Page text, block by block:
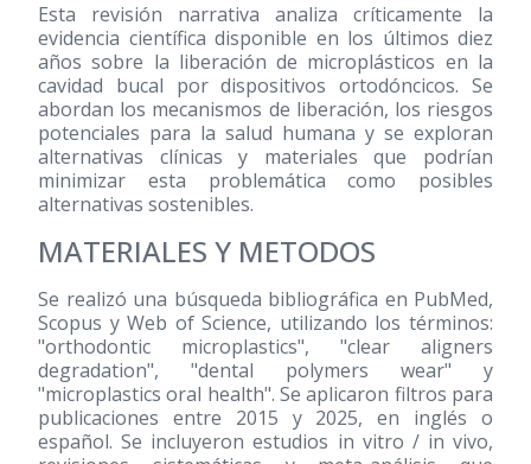
Esta revisión narrativa analiza críticamente la
evidencia científica disponible en los últimos diez
años sobre la liberación de microplásticos en la
cavidad bucal por dispositivos ortodóncicos. Se
abordan los mecanismos de liberación, los riesgos
potenciales para la salud humana y se exploran
alternativas clínicas y materiales que podrían
minimizar esta problemática como posibles
alternativas sostenibles.
MATERIALES Y METODOS
Se realizó una búsqueda bibliográfica en PubMed,
Scopus y Web of Science, utilizando los términos:
"orthodontic microplastics", "clear aligners
degradation", "dental polymers wear" y
"microplastics oral health". Se aplicaron filtros para
publicaciones entre 2015 y 2025, en inglés o
español. Se incluyeron estudios in vitro / in vivo,